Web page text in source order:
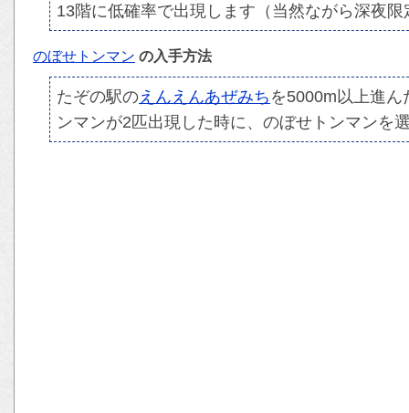
13階に低確率で出現します（当然ながら深夜限
のぼせトンマン の入手方法
たぞの駅のえんえんあぜみち を5000m以上進
ンマンが2匹出現した時に、のぼせトンマンを